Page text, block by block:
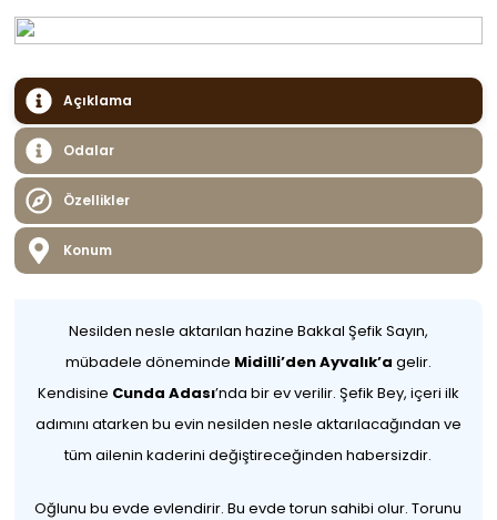
Açıklama
Odalar
Özellikler
Konum
Nesilden nesle aktarılan hazine Bakkal Şefik Sayın,
mübadele döneminde Midilli’den Ayvalık’a gelir.
Kendisine Cunda Adası’nda bir ev verilir. Şefik Bey, içeri ilk
adımını atarken bu evin nesilden nesle aktarılacağından ve
tüm ailenin kaderini değiştireceğinden habersizdir.
Oğlunu bu evde evlendirir. Bu evde torun sahibi olur. Torunu